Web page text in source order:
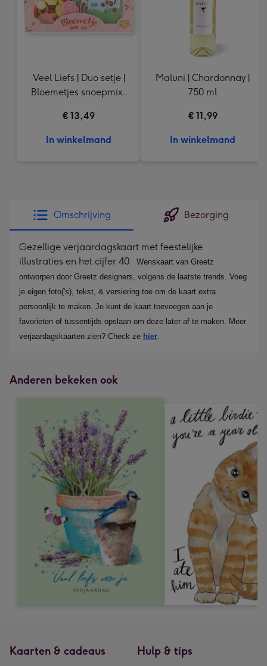
Veel Liefs | Duo setje |
Bloemetjes snoepmix |
€ 13,49
In winkelmand
Maluni | Chardonnay |
750 ml
€ 11,99
In winkelmand
Omschrijving Bezorging
Gezellige verjaardagskaart met feestelijke
illustraties en het cijfer 40. Wenskaart van Greetz
ontworpen door Greetz designers, volgens de laatste trends. Voeg
je eigen foto('s), tekst, & versiering toe om de kaart extra
persoonlijk te maken. Je kunt de kaart toevoegen aan je
favorieten of tussentijds opslaan om deze later af te maken. Meer
verjaardagskaarten zien? Check ze hier.
Anderen bekeken ook
Kaarten & cadeaus Hulp & tips